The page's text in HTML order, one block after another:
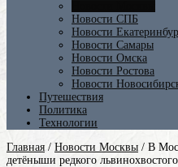
Новости СПБ
Новости
Новости Самары
Новости Омска
Новости Ростова
Новости
Путешествия
Политика
Технологии
Главная / Новости Москвы / В
детёныши редкого